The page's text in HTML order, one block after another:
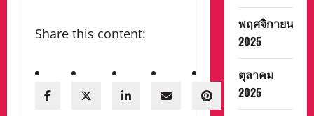
Share this content:
พฤศจิกายน
2025
ตุลาคม
2025